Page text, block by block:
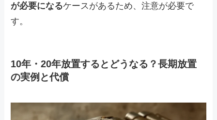
が必要になるケースがあるため、注意が必要で
す。
10年・20年放置するとどうなる？長期放置
の実例と代償